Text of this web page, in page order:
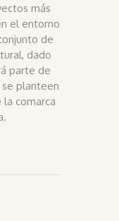
más
el entorno
de
dado
parte de
planteen
comarca